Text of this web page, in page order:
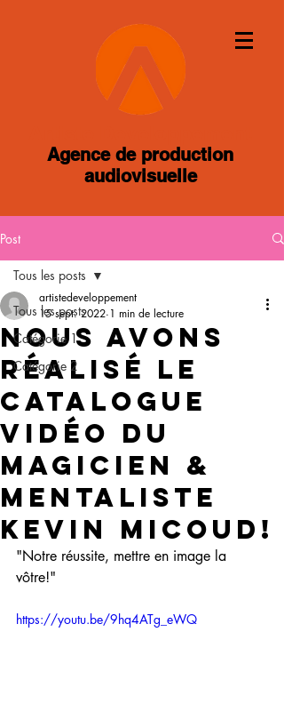
Agence de production
audiovisuelle
Post
Tous les posts
Catégorie 1
Catégorie 2
Tous les posts
Nous avons
réalisé le
catalogue
vidéo du
magicien &
mentaliste
Kevin Micoud!
artistedeveloppement
15 sept. 2022 1 min de lecture
"Notre réussite, mettre en image la
vôtre!"
https://youtu.be/9hq4ATg_eWQ